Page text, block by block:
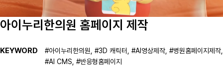
아이누리한의원 홈페이지 제작
KEYWORD
#아이누리한의원, #3D 캐릭터, #AI영상제작, #병원홈페이지제작,
#AI CMS, #반응형홈페이지